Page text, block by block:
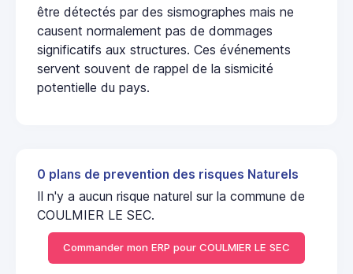
être détectés par des sismographes mais ne
causent normalement pas de dommages
significatifs aux structures. Ces événements
servent souvent de rappel de la sismicité
potentielle du pays.
0 plans de prevention des risques Naturels
Il n'y a aucun risque naturel sur la commune de
COULMIER LE SEC.
Commander mon ERP pour COULMIER LE SEC